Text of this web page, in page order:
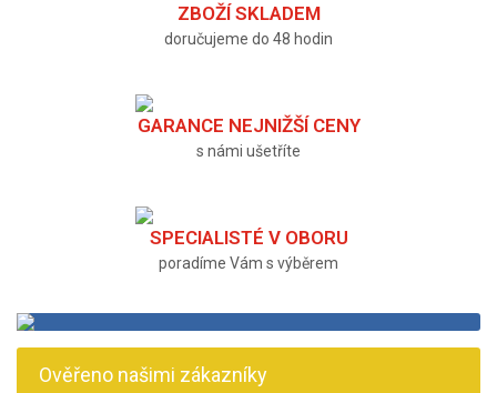
ZBOŽÍ SKLADEM
doručujeme do 48 hodin
GARANCE NEJNIŽŠÍ CENY
s námi ušetříte
SPECIALISTÉ V OBORU
poradíme Vám s výběrem
Ověřeno našimi zákazníky